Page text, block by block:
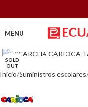
MENU
SOLD
OUT
Click to enlarge
Inicio Suministros escolares